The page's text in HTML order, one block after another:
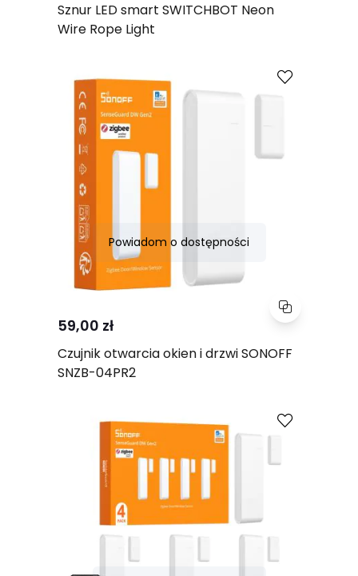
Sznur LED smart SWITCHBOT Neon
Wire Rope Light
Powiadom o dostępności
59,00 zł
Czujnik otwarcia okien i drzwi SONOFF
SNZB-04PR2